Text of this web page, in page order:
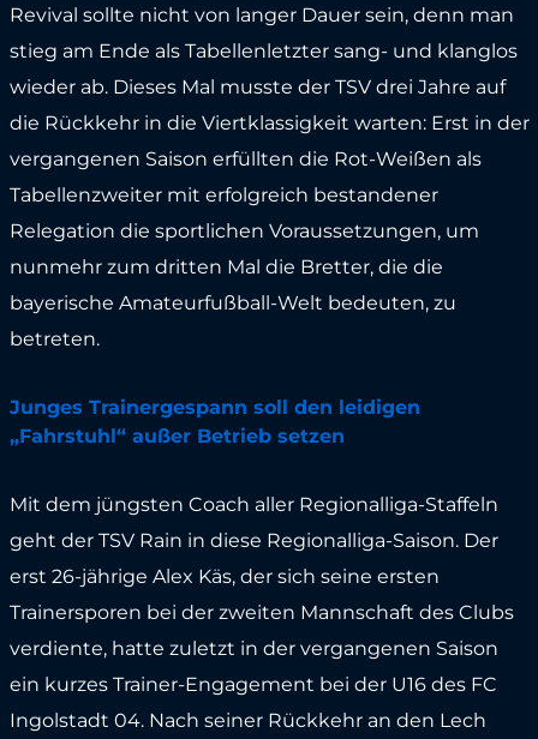
Revival sollte nicht von langer Dauer sein, denn man
stieg am Ende als Tabellenletzter sang- und klanglos
wieder ab. Dieses Mal musste der TSV drei Jahre auf
die Rückkehr in die Viertklassigkeit warten: Erst in der
vergangenen Saison erfüllten die Rot-Weißen als
Tabellenzweiter mit erfolgreich bestandener
Relegation die sportlichen Voraussetzungen, um
nunmehr zum dritten Mal die Bretter, die die
bayerische Amateurfußball-Welt bedeuten, zu
betreten.
Junges Trainergespann soll den leidigen
„Fahrstuhl“ außer Betrieb setzen
Mit dem jüngsten Coach aller Regionalliga-Staffeln
geht der TSV Rain in diese Regionalliga-Saison. Der
erst 26-jährige Alex Käs, der sich seine ersten
Trainersporen bei der zweiten Mannschaft des Clubs
verdiente, hatte zuletzt in der vergangenen Saison
ein kurzes Trainer-Engagement bei der U16 des FC
Ingolstadt 04. Nach seiner Rückkehr an den Lech